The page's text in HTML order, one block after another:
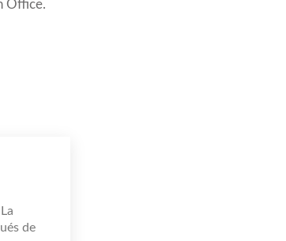
Office.
de